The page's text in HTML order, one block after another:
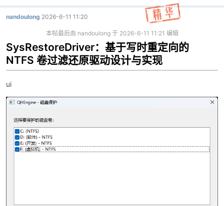
爱
nandoulong 2026-6-11 11:20
本帖最后由 nandoulong 于 2026-6-11 11:21 编辑
SysRestoreDriver：基于写时重定向的
NTFS 卷过滤还原驱动设计与实现
ui